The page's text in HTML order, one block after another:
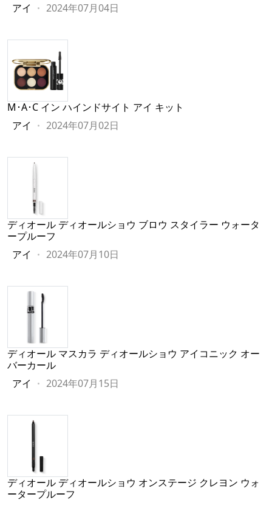
アイ
2024年07月04日
M･A･C イン ハインドサイト アイ キット
アイ
2024年07月02日
ディオール ディオールショウ ブロウ スタイラー ウォータ
ープルーフ
アイ
2024年07月10日
ディオール マスカラ ディオールショウ アイコニック オー
バーカール
アイ
2024年07月15日
ディオール ディオールショウ オンステージ クレヨン ウォ
ータープルーフ